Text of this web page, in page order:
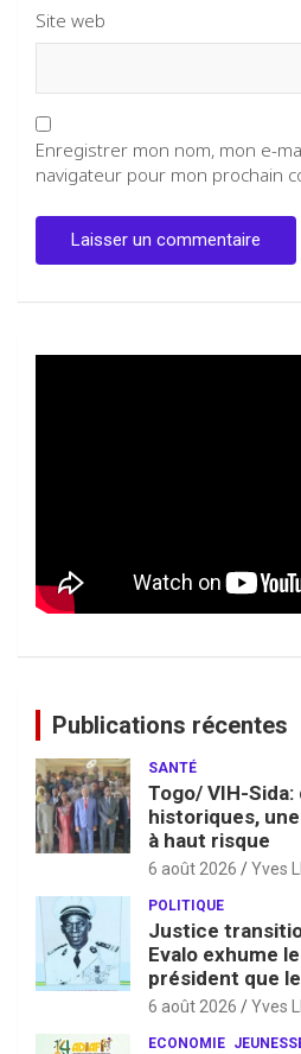
Site web
Enregistrer mon nom, mon e-
navigateur pour mon prochain
Publications récentes
SANTÉ
Togo/ VIH-
historiques,
à haut risque
6 août 2026 Yves
POLITIQUE
Justice
Evalo exhume
président que
6 août 2026 Yves
ECONOMIE